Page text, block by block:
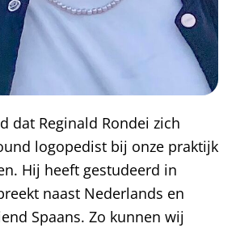
dat Reginald Rondei zich
logopedist bij onze praktijk
Hij heeft gestudeerd in
naast Nederlands en
Spaans. Zo kunnen wij